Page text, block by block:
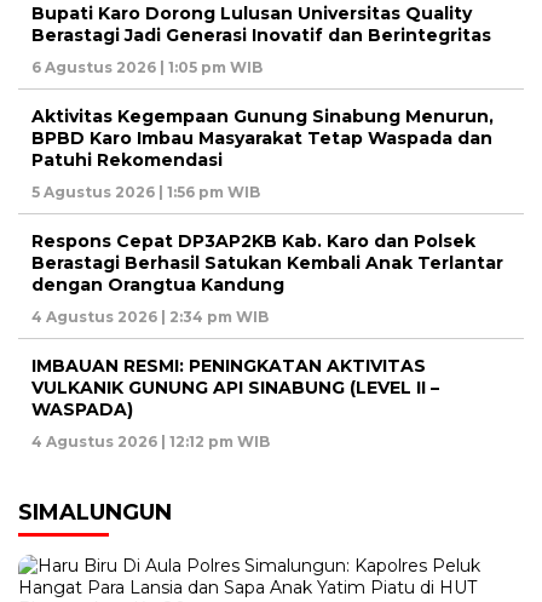
Bupati Karo Dorong Lulusan Universitas Quality
Berastagi Jadi Generasi Inovatif dan Berintegritas
6 Agustus 2026 | 1:05 pm WIB
Aktivitas Kegempaan Gunung Sinabung Menurun,
BPBD Karo Imbau Masyarakat Tetap Waspada dan
Patuhi Rekomendasi
5 Agustus 2026 | 1:56 pm WIB
Respons Cepat DP3AP2KB Kab. Karo dan Polsek
Berastagi Berhasil Satukan Kembali Anak Terlantar
dengan Orangtua Kandung
4 Agustus 2026 | 2:34 pm WIB
IMBAUAN RESMI: PENINGKATAN AKTIVITAS
VULKANIK GUNUNG API SINABUNG (LEVEL II –
WASPADA)
4 Agustus 2026 | 12:12 pm WIB
SIMALUNGUN